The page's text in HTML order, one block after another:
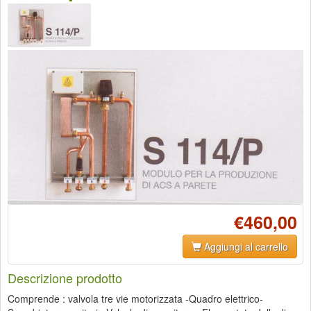
€460,00
Aggiungi al carrello
Descrizione prodotto
Comprende : valvola tre vie motorizzata -Quadro elettrico-